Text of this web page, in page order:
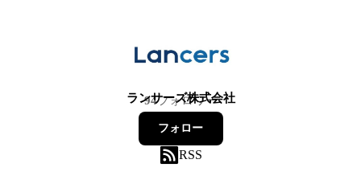
ランサーズ株式会社
94フォロワー
フォロー
RSS